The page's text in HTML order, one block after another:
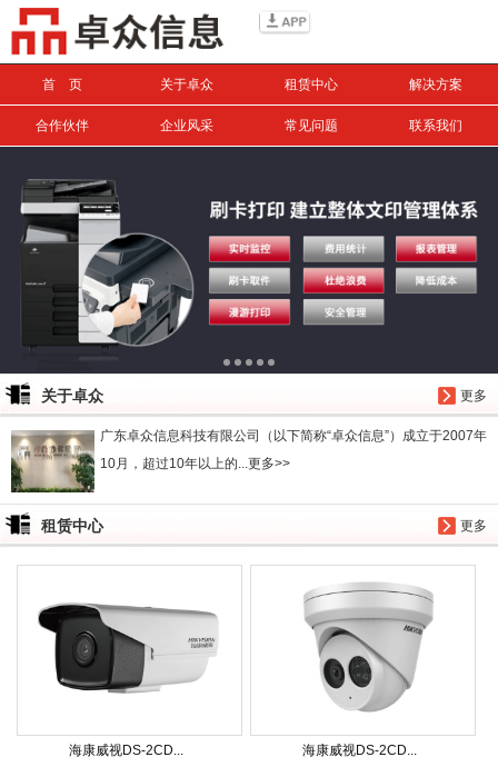
首 页 关于卓众 租赁中心 解决方案
合作伙伴 企业风采 常见问题 联系我们
更多
关于卓众
广东卓众信息科技有限公司（以下简称“卓众信息”）成立于2007年
10月，超过10年以上的...更多>>
更多
租赁中心
海康威视DS-2CD... 海康威视DS-2CD...
搜索